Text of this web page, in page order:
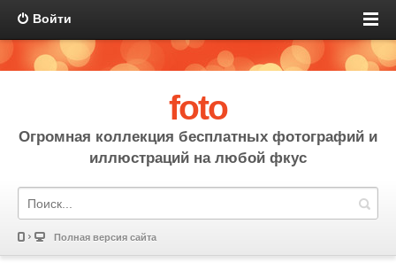
Войти
foto
Огромная коллекция бесплатных фотографий и
иллюстраций на любой фкус
Полная версия сайта